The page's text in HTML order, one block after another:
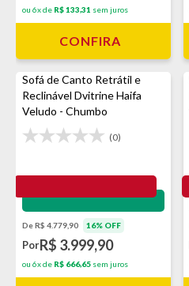
ou 6x de R$ 133,31 sem juros
CONFIRA
Sofá de Canto Retrátil e
Reclinável Dvitrine Haifa
Veludo - Chumbo
(0)
Impermeabilização - VEDA
De R$ 4.779,90 16% OFF
PorR$ 3.999,90
ou 6x de R$ 666,65 sem juros